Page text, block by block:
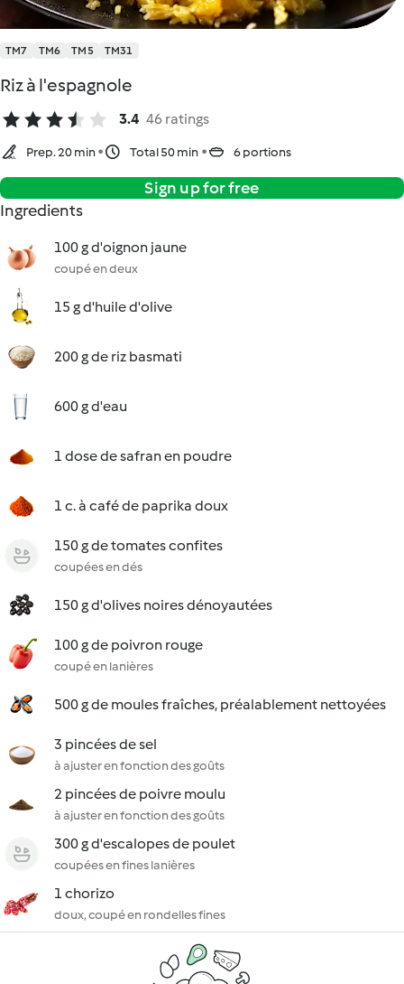
TM7 TM6 TM5 TM31
Riz à l'espagnole
3.4 46 ratings
Prep. 20 min Total 50 min 6 portions
Sign up for free
Ingredients
100 g d'oignon jaune
coupé en deux
15 g d'huile d'olive
200 g de riz basmati
600 g d'eau
1 dose de safran en poudre
1 c. à café de paprika doux
150 g de tomates confites
coupées en dés
150 g d'olives noires dénoyautées
100 g de poivron rouge
coupé en lanières
500 g de moules fraîches, préalablement nettoyées
3 pincées de sel
à ajuster en fonction des goûts
2 pincées de poivre moulu
à ajuster en fonction des goûts
300 g d'escalopes de poulet
coupées en fines lanières
1 chorizo
doux, coupé en rondelles fines